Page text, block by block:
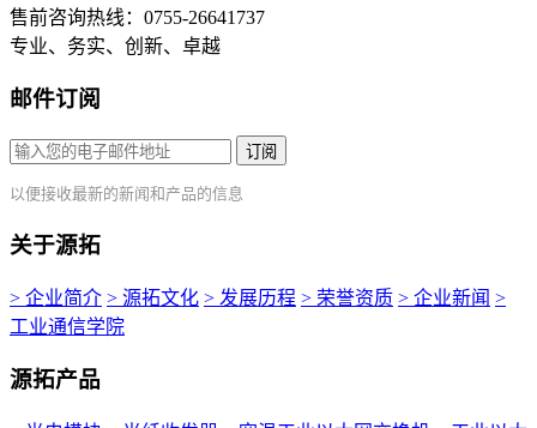
售前咨询热线：0755-26641737
专业、务实、创新、卓越
邮件订阅
订阅
以便接收最新的新闻和产品的信息
关于源拓
> 企业简介 > 源拓文化 > 发展历程 > 荣誉资质 > 企业新闻 >
工业通信学院
源拓产品